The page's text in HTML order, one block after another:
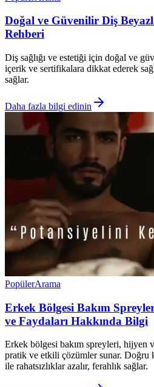
Doğal ve Güvenilir Diş
Rehberi
Diş sağlığı ve estetiği için doğal ve
içerik ve sertifikalara dikkat ederek
sağlar.
Daha fazla bilgi edinin
PopülerArama
Erkek Bölgesi Bakım
ve Faydaları Hakkında Bilgi
Erkek bölgesi bakım spreyleri, hijyen
pratik ve etkili çözümler sunar. Doğru
ile rahatsızlıklar azalır, ferahlık sağlar.